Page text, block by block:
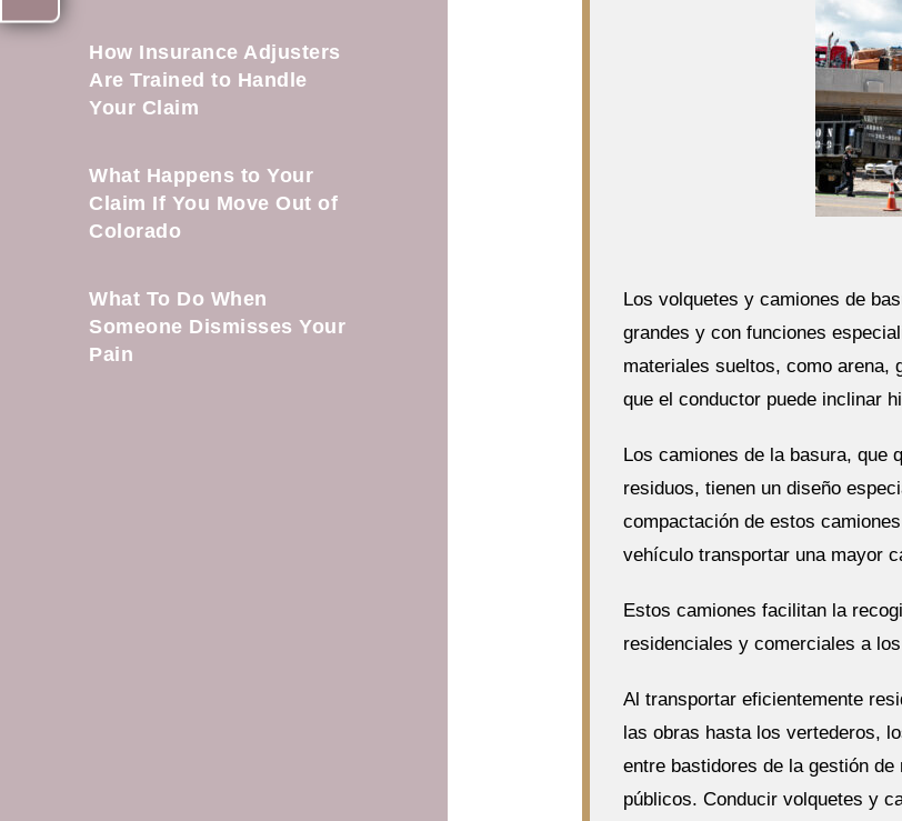
Los volquetes y camiones de
grandes y con funciones
materiales sueltos, como arena,
que el conductor puede inclinar
Los camiones de la basura, que
residuos, tienen un diseño
compactación de estos
vehículo transportar una mayor
Estos camiones facilitan la
residenciales y comerciales a
Al transportar eficientemente
las obras hasta los vertederos,
entre bastidores de la gestión
públicos. Conducir volquetes y
How Insurance Adjusters
Are Trained to Handle
Your Claim
What Happens to Your
Claim If You Move Out of
Colorado
What To Do When
Someone Dismisses Your
Pain